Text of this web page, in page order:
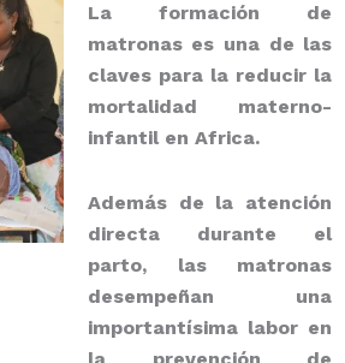
Laformación de
matronases una de las
claves para la reducir la
mortalidad materno-
infantil en Africa.
Además de la atención
directa durante el
parto, las matronas
desempeñan una
importantísima labor en